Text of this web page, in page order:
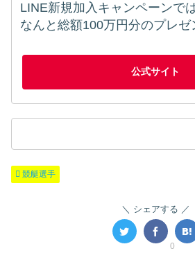
LINE新規加入キャンペーンで
なんと総額100万円分のプレゼ
公式サイト
競艇選手
シェアする
0